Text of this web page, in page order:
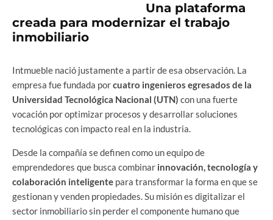
Una plataforma
creada para modernizar el trabajo
inmobiliario
Intmueble nació justamente a partir de esa observación. La
empresa fue fundada porcuatro ingenieros egresados de la
Universidad Tecnológica Nacional (UTN) con una fuerte
vocación por optimizar procesos y desarrollar soluciones
tecnológicas con impacto real en la industria.
Desde la compañía se definen como un equipo de
emprendedores que busca combinar innovación, tecnología y
colaboración inteligente para transformar la forma en que se
gestionan y venden propiedades. Su misión es digitalizar el
sector inmobiliario sin perder el componente humano que